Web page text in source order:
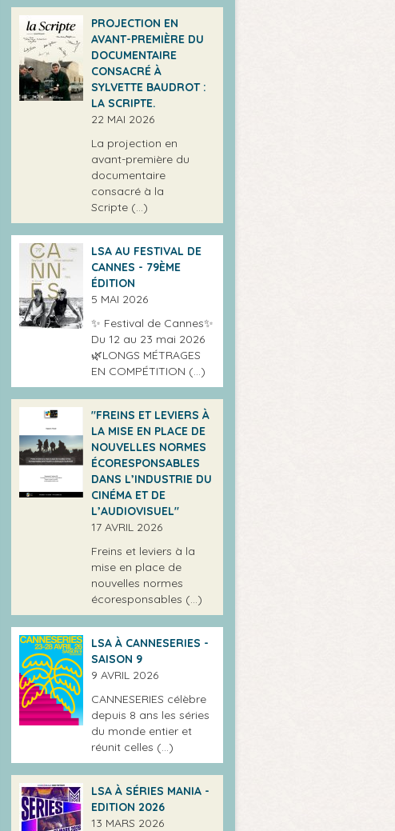
PROJECTION EN
AVANT-PREMIÈRE DU
DOCUMENTAIRE
CONSACRÉ À
SYLVETTE BAUDROT :
LA SCRIPTE.
22 MAI 2026
La projection en
avant-première du
documentaire
consacré à la
Scripte (…)
LSA AU FESTIVAL DE
CANNES - 79ÈME
ÉDITION
5 MAI 2026
✨ Festival de Cannes✨
Du 12 au 23 mai 2026
🌿LONGS MÉTRAGES
EN COMPÉTITION (…)
"FREINS ET LEVIERS À
LA MISE EN PLACE DE
NOUVELLES NORMES
ÉCORESPONSABLES
DANS L’INDUSTRIE DU
CINÉMA ET DE
L’AUDIOVISUEL"
17 AVRIL 2026
Freins et leviers à la
mise en place de
nouvelles normes
écoresponsables (…)
LSA À CANNESERIES -
SAISON 9
9 AVRIL 2026
CANNESERIES célèbre
depuis 8 ans les séries
du monde entier et
réunit celles (…)
LSA À SÉRIES MANIA -
EDITION 2026
13 MARS 2026